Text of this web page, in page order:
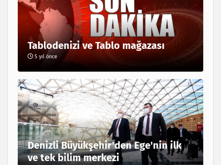
Tablodenizi ve Tablo mağazası
5 yıl önce
Denizli Büyükşehir'den Ege'nin ilk
ve tek bilim merkezi